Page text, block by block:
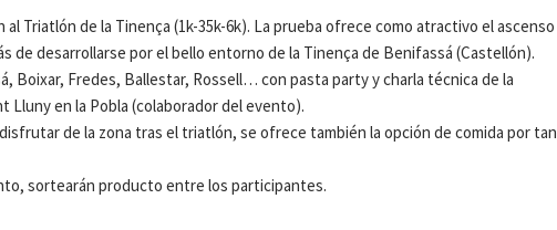
Triatlón de la Tinença (1k-35k-6k). La prueba ofrece como atractivo el ascenso
de desarrollarse por el bello entorno de la Tinença de Benifassá (Castellón).
Boixar, Fredes, Ballestar, Rossell… con pasta party y charla técnica de la
Lluny en la Pobla (colaborador del evento).
de la zona tras el triatlón, se ofrece también la opción de comida por tan
sortearán producto entre los participantes.